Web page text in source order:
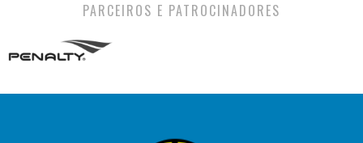
PARCEIROS E PATROCINADORES